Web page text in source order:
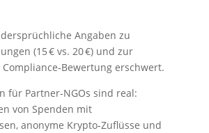
Angaben zu
(15 € vs. 20 €) und zur
Compliance‑Bewertung erschwert.
für Partner‑NGOs sind real:
von Spenden mit
anonyme Krypto‑Zuflüsse und